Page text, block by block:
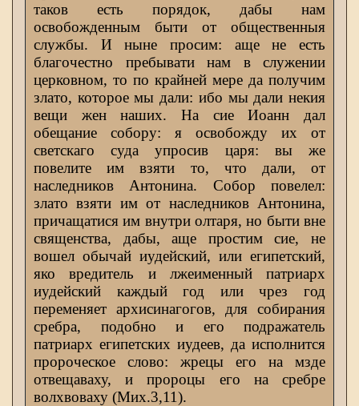
таков есть порядок, дабы нам
освобожденным быти от общественныя
службы. И ныне просим: аще не есть
благочестно пребывати нам в служении
церковном, то по крайней мере да получим
злато, которое мы дали: ибо мы дали некия
вещи жен наших. На сие Иоанн дал
обещание собору: я освобожду их от
светскаго суда упросив царя: вы же
повелите им взяти то, что дали, от
наследников Антонина. Собор повелел:
злато взяти им от наследников Антонина,
причащатися им внутри олтаря, но быти вне
священства, дабы, аще простим сие, не
вошел обычай иудейский, или египетский,
яко вредитель и лжеименный патриарх
иудейский каждый год или чрез год
переменяет архисинагогов, для собирания
сребра, подобно и его подражатель
патриарх египетских иудеев, да исполнится
пророческое слово: жрецы его на мзде
отвещаваху, и пророцы его на сребре
волхвоваху (Мих.3,11).